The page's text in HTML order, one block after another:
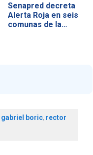
Senapred decreta
Alerta Roja en seis
comunas de la…
boric, rector